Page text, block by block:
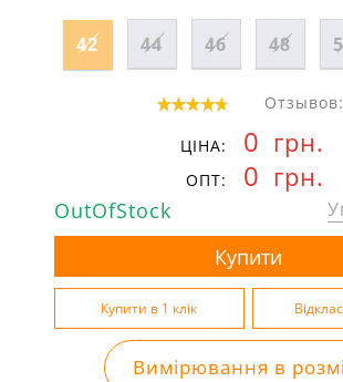
42 44 46 48
ЦІНА: 0 грн.
ОПТ: 0 грн.
OutOfStock
Вимірювання в